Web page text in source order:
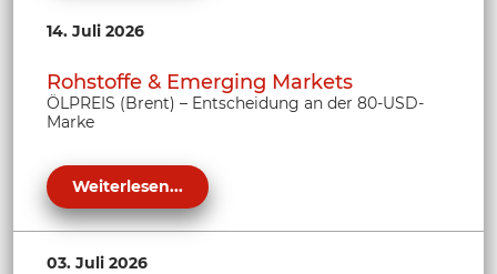
14. Juli 2026
Rohstoffe & Emerging Markets
ÖLPREIS (Brent) – Entscheidung an der 80-USD-
Marke
Weiterlesen...
03. Juli 2026